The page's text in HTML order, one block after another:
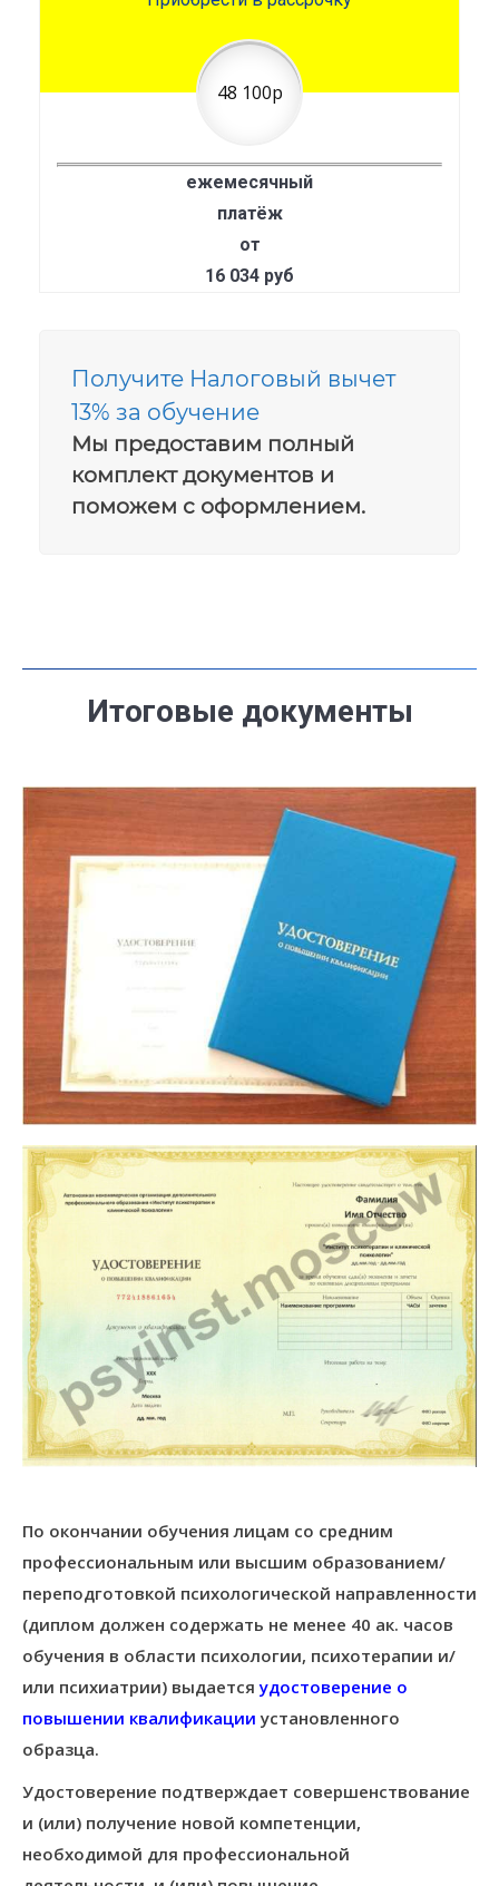
48 100р
ежемесячный
платёж
от
16 034 руб
Получите Налоговый вычет
13% за обучение
Мы предоставим полный
комплект документов и
поможем с оформлением.
Итоговые документы
По окончании обучения лицам со средним
профессиональным или высшим образованием/
переподготовкой психологической направленности
(диплом должен содержать не менее 40 ак. часов
обучения в области психологии, психотерапии и/
или психиатрии) выдаетсяудостоверение о
повышении квалификации установленного
образца.
Удостоверение подтверждает совершенствование
и (или) получение новой компетенции,
необходимой для профессиональной